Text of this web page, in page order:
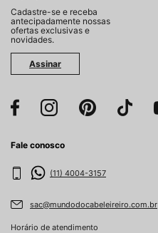
Cadastre-se e receba
antecipadamente nossas
ofertas exclusivas e
novidades.
Assinar
Fale conosco
(11) 4004-3157
sac@mundodocabeleireiro.com.br
Horário de atendimento